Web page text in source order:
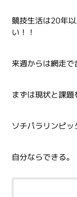
競技生活は20年
い！！
来週からは網走で
まずは現状と課題
ソチパラリンピッ
自分ならできる。